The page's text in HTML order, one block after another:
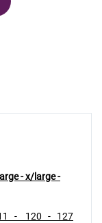
- x/large -
120 - 127